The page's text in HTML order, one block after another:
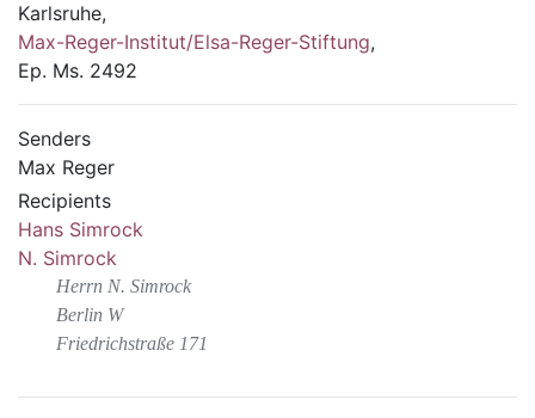
Karlsruhe,
Max-Reger-Institut/Elsa-Reger-Stiftung,
Ep. Ms. 2492
Senders
Max Reger
Recipients
Hans Simrock
N. Simrock
Herrn N. Simrock
Berlin W
Friedrichstraße 171